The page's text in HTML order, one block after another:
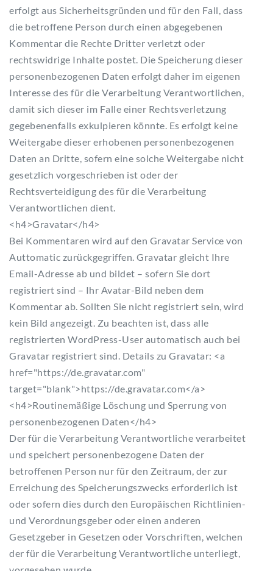
erfolgt aus Sicherheitsgründen und für den Fall, dass
die betroffene Person durch einen abgegebenen
Kommentar die Rechte Dritter verletzt oder
rechtswidrige Inhalte postet. Die Speicherung dieser
personenbezogenen Daten erfolgt daher im eigenen
Interesse des für die Verarbeitung Verantwortlichen,
damit sich dieser im Falle einer Rechtsverletzung
gegebenenfalls exkulpieren könnte. Es erfolgt keine
Weitergabe dieser erhobenen personenbezogenen
Daten an Dritte, sofern eine solche Weitergabe nicht
gesetzlich vorgeschrieben ist oder der
Rechtsverteidigung des für die Verarbeitung
Verantwortlichen dient.
<h4>Gravatar</h4>
Bei Kommentaren wird auf den Gravatar Service von
Auttomatic zurückgegriffen. Gravatar gleicht Ihre
Email-Adresse ab und bildet – sofern Sie dort
registriert sind – Ihr Avatar-Bild neben dem
Kommentar ab. Sollten Sie nicht registriert sein, wird
kein Bild angezeigt. Zu beachten ist, dass alle
registrierten WordPress-User automatisch auch bei
Gravatar registriert sind. Details zu Gravatar: <a
href="https://de.gravatar.com"
target="blank">https://de.gravatar.com</a>
<h4>Routinemäßige Löschung und Sperrung von
personenbezogenen Daten</h4>
Der für die Verarbeitung Verantwortliche verarbeitet
und speichert personenbezogene Daten der
betroffenen Person nur für den Zeitraum, der zur
Erreichung des Speicherungszwecks erforderlich ist
oder sofern dies durch den Europäischen Richtlinien-
und Verordnungsgeber oder einen anderen
Gesetzgeber in Gesetzen oder Vorschriften, welchen
der für die Verarbeitung Verantwortliche unterliegt,